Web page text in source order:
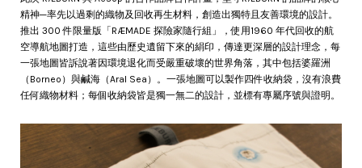
精神─率先以過剩的織物及回收再生材料，創造出獨特且友善環境的設計。
推出 300 件限量版「RÆMADE 探險家隨行組」，使用1960 年代回收的航
空導航地圖打造，這些由歷史遺留下來的絹印，傳達更深層的設計理念，每
一張地圖皆訴說著因環境退化而受嚴重破壞的世界角落，其中包括婆羅洲
（Borneo）與鹹海（Aral Sea）。一張地圖可以製作四件收納袋，沒有浪費
任何織物材料；每個收納袋皆是獨一無二的設計，並標有專屬序號與證明。